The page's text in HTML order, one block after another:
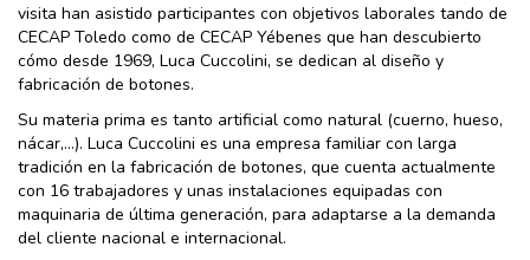
visita han asistido participantes con objetivos laborales tando de
CECAP Toledo como de CECAP Yébenes que han descubierto
cómo desde 1969, Luca Cuccolini, se dedican al diseño y
fabricación de botones.
Su materia prima es tanto artificial como natural (cuerno, hueso,
nácar,...). Luca Cuccolini es una empresa familiar con larga
tradición en la fabricación de botones, que cuenta actualmente
con 16 trabajadores y unas instalaciones equipadas con
maquinaria de última generación, para adaptarse a la demanda
del cliente nacional e internacional.